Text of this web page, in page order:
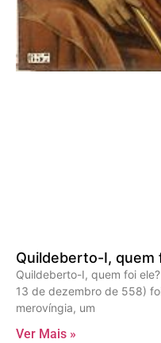
Quildeberto-I, quem
Quildeberto-I, quem foi
13 de dezembro de 558)
merovíngia, um
Ver Mais »